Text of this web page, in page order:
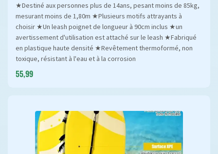
★Destiné aux personnes plus de 14ans, pesant moins de 85kg,
mesurant moins de 1,80m ★Plusieurs motifs attrayants à
choisir ★Un leash poignet de longueur à 90cm inclus ★un
avertissement d'utilisation est attaché sur le leash ★Fabriqué
en plastique haute densité ★Revêtement thermoformé, non
toxique, résistant à l'eau et à la corrosion
55,99